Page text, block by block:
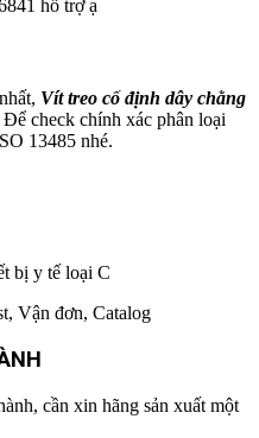
hỗ trợ ạ
Vít treo cố định dây chằng
Để check chính xác phân loại
13485 nhé.
bị y tế loại C
Vận đơn, Catalog
cần xin hãng sản xuất một